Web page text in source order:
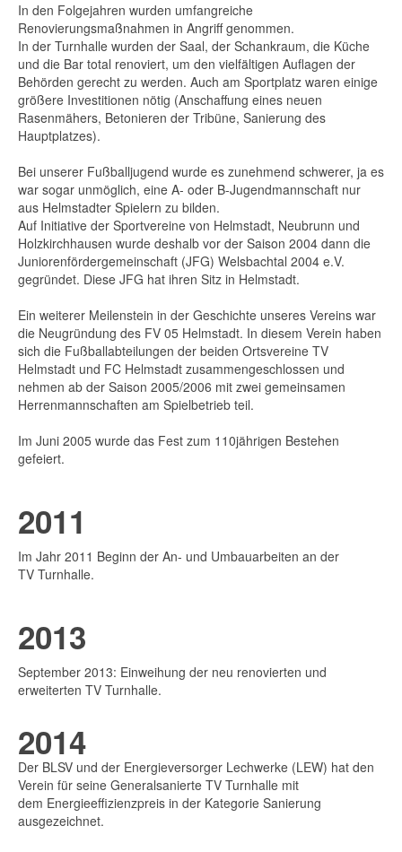
In den Folgejahren wurden umfangreiche
Renovierungsmaßnahmen in Angriff genommen.
In der Turnhalle wurden der Saal, der Schankraum, die Küche
und die Bar total renoviert, um den vielfältigen Auflagen der
Behörden gerecht zu werden. Auch am Sportplatz waren einige
größere Investitionen nötig (Anschaffung eines neuen
Rasenmähers, Betonieren der Tribüne, Sanierung des
Hauptplatzes).
Bei unserer Fußballjugend wurde es zunehmend schwerer, ja es
war sogar unmöglich, eine A- oder B-Jugendmannschaft nur
aus Helmstadter Spielern zu bilden.
Auf Initiative der Sportvereine von Helmstadt, Neubrunn und
Holzkirchhausen wurde deshalb vor der Saison 2004 dann die
Juniorenfördergemeinschaft (JFG) Welsbachtal 2004 e.V.
gegründet. Diese JFG hat ihren Sitz in Helmstadt.
Ein weiterer Meilenstein in der Geschichte unseres Vereins war
die Neugründung des FV 05 Helmstadt. In diesem Verein haben
sich die Fußballabteilungen der beiden Ortsvereine TV
Helmstadt und FC Helmstadt zusammengeschlossen und
nehmen ab der Saison 2005/2006 mit zwei gemeinsamen
Herrenmannschaften am Spielbetrieb teil.
Im Juni 2005 wurde das Fest zum 110jährigen Bestehen
gefeiert.
2011
Im Jahr 2011 Beginn der An- und Umbauarbeiten an der
TV Turnhalle.
2013
September 2013: Einweihung der neu renovierten und
erweiterten TV Turnhalle.
2014
Der BLSV und der Energieversorger Lechwerke (LEW) hat den
Verein für seine Generalsanierte TV Turnhalle mit
dem Energieeffizienzpreis in der Kategorie Sanierung
ausgezeichnet.